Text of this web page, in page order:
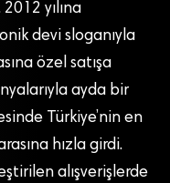
yılına
devi sloganıyla
özel satışa
ayda bir
Türkiye’nin en
hızla girdi.
alışverişlerde